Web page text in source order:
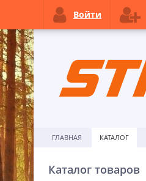
ГЛАВНАЯ КАТАЛОГ
Каталог товаров
Войти